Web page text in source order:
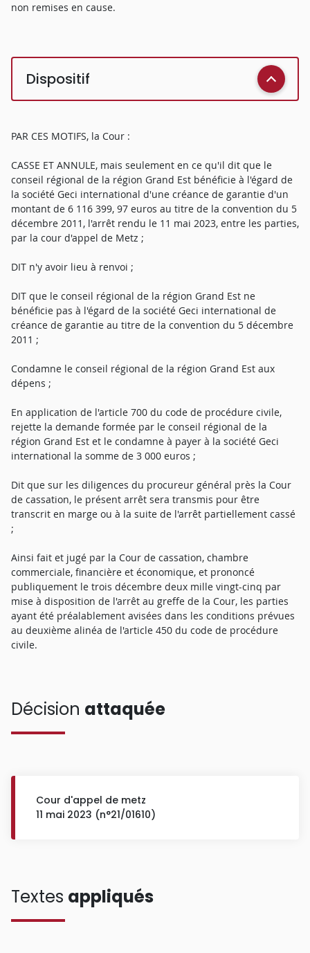
non remises en cause.
Dispositif
PAR CES MOTIFS, la Cour :
CASSE ET ANNULE, mais seulement en ce qu'il dit que le
conseil régional de la région Grand Est bénéficie à l'égard de
la société Geci international d'une créance de garantie d'un
montant de 6 116 399, 97 euros au titre de la convention du 5
décembre 2011, l'arrêt rendu le 11 mai 2023, entre les parties,
par la cour d'appel de Metz ;
DIT n'y avoir lieu à renvoi ;
DIT que le conseil régional de la région Grand Est ne
bénéficie pas à l'égard de la société Geci international de
créance de garantie au titre de la convention du 5 décembre
2011 ;
Condamne le conseil régional de la région Grand Est aux
dépens ;
En application de l'article 700 du code de procédure civile,
rejette la demande formée par le conseil régional de la
région Grand Est et le condamne à payer à la société Geci
international la somme de 3 000 euros ;
Dit que sur les diligences du procureur général près la Cour
de cassation, le présent arrêt sera transmis pour être
transcrit en marge ou à la suite de l'arrêt partiellement cassé
;
Ainsi fait et jugé par la Cour de cassation, chambre
commerciale, financière et économique, et prononcé
publiquement le trois décembre deux mille vingt-cinq par
mise à disposition de l'arrêt au greffe de la Cour, les parties
ayant été préalablement avisées dans les conditions prévues
au deuxième alinéa de l'article 450 du code de procédure
civile.
Décision attaquée
Cour d'appel de metz
11 mai 2023 (n°21/01610)
Textes appliqués